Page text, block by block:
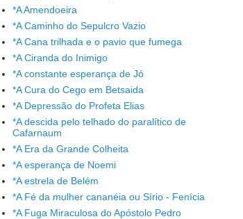
*A Amendoeira
*A Caminho do Sepulcro Vazio
*A Cana trilhada e o pavio que fumega
*A Ciranda do Inimigo
*A constante esperança de Jó
*A Cura do Cego em Betsaida
*A Depressão do Profeta Elias
*A descida pelo telhado do paralítico de
Cafarnaum
*A Era da Grande Colheita
*A esperança de Noemi
*A estrela de Belém
*A Fé da mulher cananéia ou Sírio - Fenícia
*A Fuga Miraculosa do Apóstolo Pedro